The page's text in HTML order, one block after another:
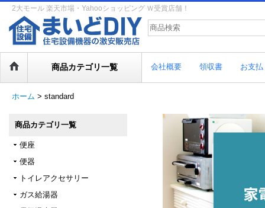
2大モール 楽天市場・Yahooショッピング Ｗ受賞店舗！
商品カテゴリ一覧 会社概要 領収書 お支
ホーム > standard
商品カテゴリ一覧
便座
便器
トイレアクセサリー
ガス給湯器